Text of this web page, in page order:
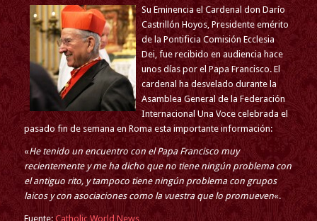
Su Eminencia el Cardenal don Darío
Castrillón Hoyos, Presidente emérito
de la Pontificia Comisión Ecclesia
Dei, fue recibido en audiencia hace
unos días por el Papa Francisco. El
cardenal ha desvelado durante la
Asamblea General de la Federación
Internacional Una Voce celebrada el
pasado fin de semana en Roma esta importante información:
«He tenido un encuentrocon el Papa Francisco muy
recientemente y me ha dicho que no tiene ningún problema con
el antiguo rito, y tampoco tiene ningún problema con grupos
laicos y con asociaciones como la vuestra que lo promueven«.
Fuente: Catholic World News